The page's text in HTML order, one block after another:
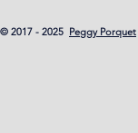
© 2017 - 2025 Peggy Porquet